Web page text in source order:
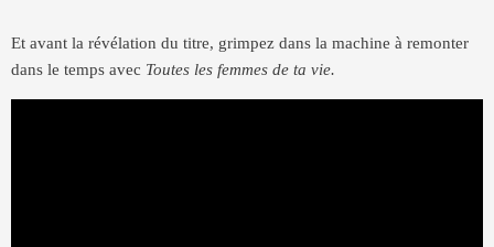
Et avant la révélation du titre, grimpez dans la machine à remonter
dans le temps avec Toutes les femmes de ta vie.